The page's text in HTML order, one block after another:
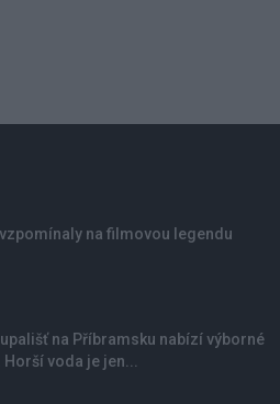
na filmovou legendu
na Příbramsku nabízí výborné
voda je jen...